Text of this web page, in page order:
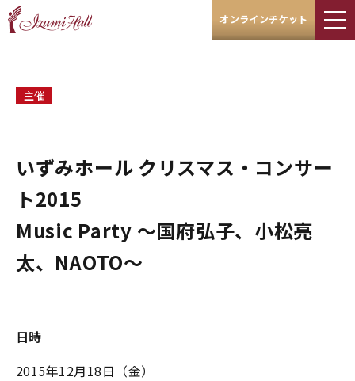
オンラインチケット
主催
いずみホール クリスマス・コンサー
ト2015
Music Party ～国府弘子、小松亮
太、NAOTO～
日時
2015年12月18日（金）